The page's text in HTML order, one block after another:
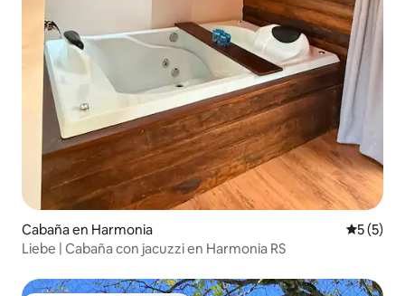
Cabaña en Harmonia
5 (5)
Liebe | Cabaña con jacuzzi en Harmonia RS